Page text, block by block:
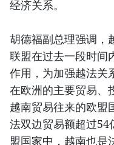
经济关系。
胡德福副总理强调，
联盟在过去一段时间
作用，为加强越法关
在欧洲的主要贸易、
越南贸易往来的欧盟
法双边贸易额超过54
盟国家中，越南也是